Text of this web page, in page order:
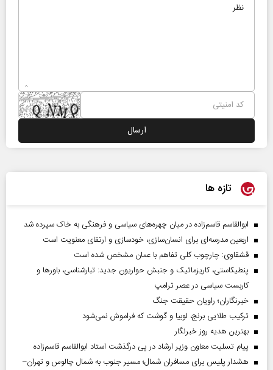
تازه ها
ابوالقاسم قاسم‌زاده در میان چهره‌های سیاسی و فرهنگی به خاک سپرده شد
اربعین مدرسه‌ای برای انسان‌سازی، خودسازی و ارتقای معنویت است
قشقاوی: چارچوب کلی تفاهم با عمان مشخص شده است
پنطیکاستی، کاریزماتیک و جنبش حواریون جدید: تبارشناسی، باور‌ها و
کاربست سیاسی در عصر ترامپ
خبرنگاران؛ راویان حقیقت جنگ
ترکیب طلایی برنج، لوبیا و گوشت که فراموش نمی‌شود
بهترین هدیه روز خبرنگار
پیام تسلیت معاون وزیر ارشاد در پی درگذشت استاد ابوالقاسم قاسم‌زاده
هشدار پلیس برای مسافران شمال؛ مسیر جنوب به شمال چالوس و تهران–